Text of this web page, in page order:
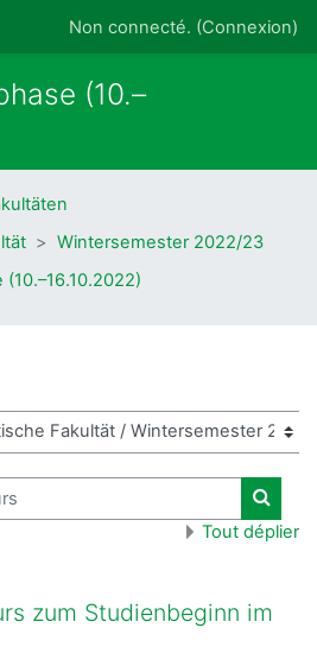
Non connecté. (Connexion)
(10.–
Wintersemester 2022/23
Tout déplier
zum Studienbeginn im